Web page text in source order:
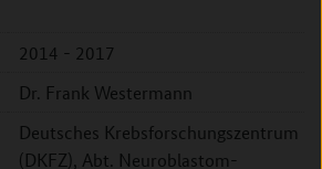
2014 - 2017
Dr. Frank Westermann
Deutsches Krebsforschungszentrum
(DKFZ), Abt. Neuroblastom-